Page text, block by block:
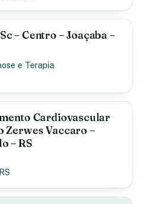
– Centro – Joaçaba –
e Terapia
Cardiovascular
Vaccaro –
– RS
RS